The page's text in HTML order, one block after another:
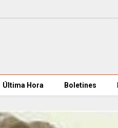
Última Hora Boletines